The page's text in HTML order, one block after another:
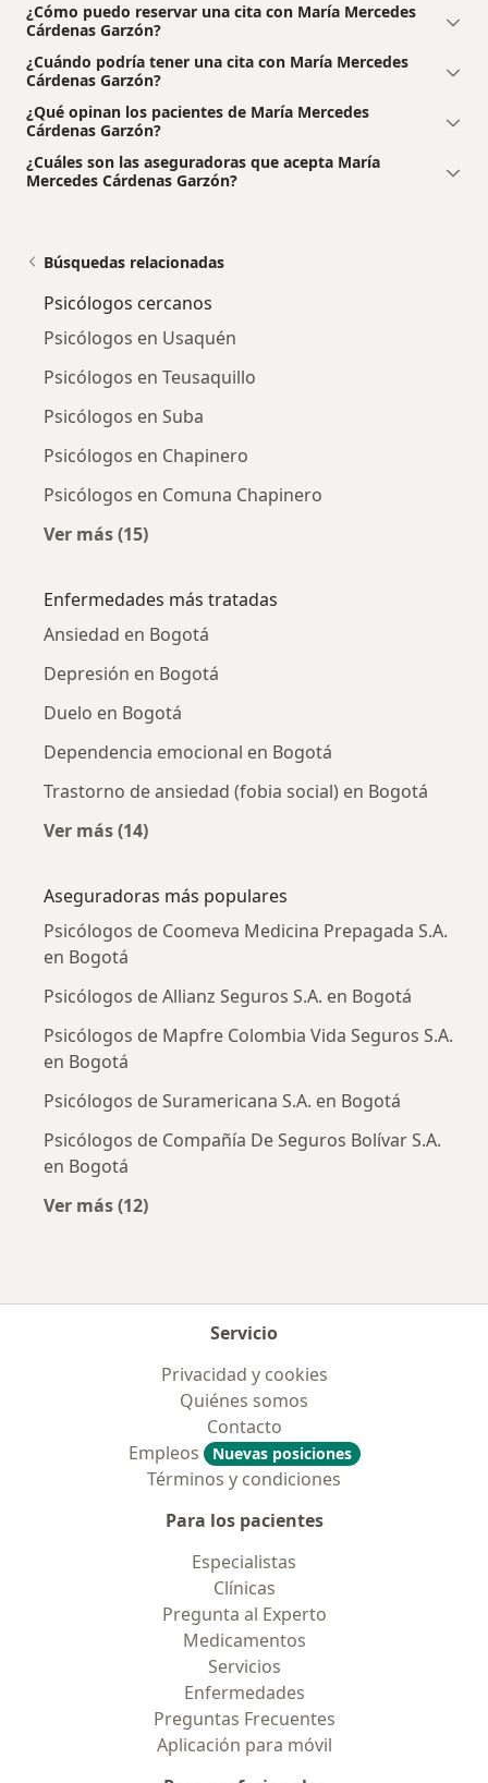
¿Cómo puedo reservar una cita con María Mercedes
Cárdenas Garzón?
¿Cuándo podría tener una cita con María Mercedes
Cárdenas Garzón?
¿Qué opinan los pacientes de María Mercedes
Cárdenas Garzón?
¿Cuáles son las aseguradoras que acepta María
Mercedes Cárdenas Garzón?
Búsquedas relacionadas
Psicólogos cercanos
Psicólogos en Usaquén
Psicólogos en Teusaquillo
Psicólogos en Suba
Psicólogos en Chapinero
Psicólogos en Comuna Chapinero
Ver más (15)
Enfermedades más tratadas
Ansiedad en Bogotá
Depresión en Bogotá
Duelo en Bogotá
Dependencia emocional en Bogotá
Trastorno de ansiedad (fobia social) en Bogotá
Ver más (14)
Aseguradoras más populares
Psicólogos de Coomeva Medicina Prepagada S.A.
en Bogotá
Psicólogos de Allianz Seguros S.A. en Bogotá
Psicólogos de Mapfre Colombia Vida Seguros S.A.
en Bogotá
Psicólogos de Suramericana S.A. en Bogotá
Psicólogos de Compañía De Seguros Bolívar S.A.
en Bogotá
Ver más (12)
Servicio
Privacidad y cookies
Quiénes somos
Contacto
Empleos
Nuevas posiciones
Términos y condiciones
Para los pacientes
Especialistas
Clínicas
Pregunta al Experto
Medicamentos
Servicios
Enfermedades
Preguntas Frecuentes
Aplicación para móvil